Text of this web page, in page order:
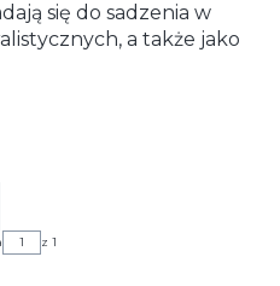
się do sadzenia w
a także jako
z 1